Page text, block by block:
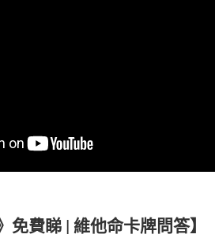
免費睇 | 維他命卡牌問答】